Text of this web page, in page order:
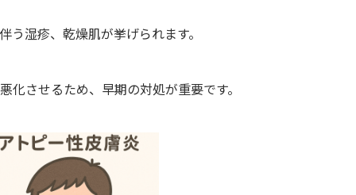
湿疹、乾燥肌が挙げられます。
させるため、早期の対処が重要です。